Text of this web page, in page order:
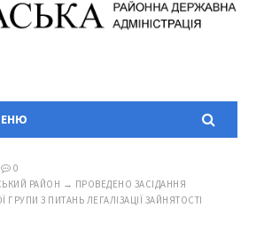
0
РАЙОН → ПРОВЕДЕНО ЗАСІДАННЯ
З ПИТАНЬ ЛЕГАЛІЗАЦІЇ ЗАЙНЯТОСТІ